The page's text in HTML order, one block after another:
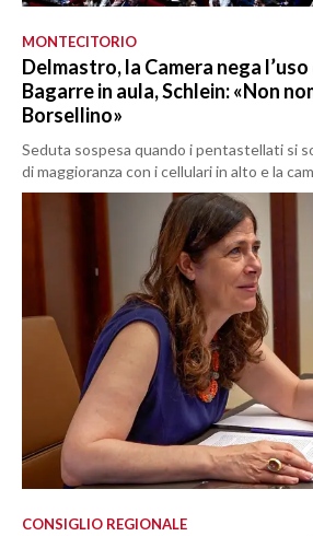
MONTECITORIO
Delmastro, la Camera nega
Bagarre in aula, Schlein: «Non
Borsellino»
Seduta sospesa quando i pentastellati si
di maggioranza con i cellulari in alto e la
CONSIGLIO REGIONALE